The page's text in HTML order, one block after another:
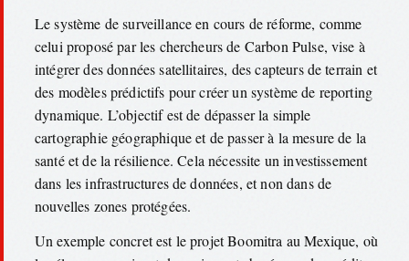
Le système de surveillance en cours de réforme, comme
celui proposé par les chercheurs de Carbon Pulse, vise à
intégrer des données satellitaires, des capteurs de terrain et
des modèles prédictifs pour créer un système de reporting
dynamique. L’objectif est de dépasser la simple
cartographie géographique et de passer à la mesure de la
santé et de la résilience. Cela nécessite un investissement
dans les infrastructures de données, et non dans de
nouvelles zones protégées.
Un exemple concret est le projet Boomitra au Mexique, où